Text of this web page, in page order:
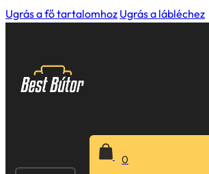
Ugrás a fő tartalomhoz Ugrás a lábléchez
0